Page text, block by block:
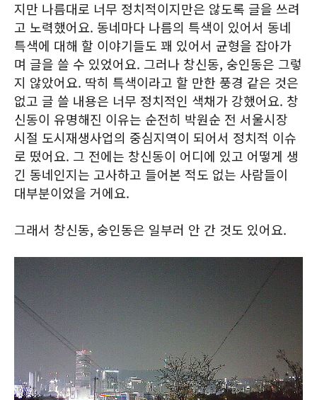
지만 나름대로 너무 정치적이지만은 않도록 글을 쓰려
고 노력했어요. 동네마다 나름의 특색이 있어서 동네
특색에 대해 할 이야기들도 꽤 있어서 균형을 잡아가
며 글을 쓸 수 있었어요. 그러나 창신동, 숭인동은 그렇
지 않았어요. 딱히 특색이라고 할 만한 풍경 같은 것은
없고 글 쓸 내용은 너무 정치적인 색채가 강했어요. 창
신동이 유명해진 이유는 순전히 박원순 전 서울시장
시절 도시재생사업의 중심지역이 되어서 정치적 이슈
로 떴어요. 그 전에는 창신동이 어디에 있고 어떻게 생
긴 동네인지는 고사하고 들어본 적도 없는 사람들이
대부분이었을 거에요.
그래서 창신동, 숭인동은 일부러 안 간 것도 있어요.